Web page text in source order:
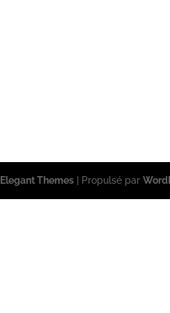
Elegant Themes | Propulsé par